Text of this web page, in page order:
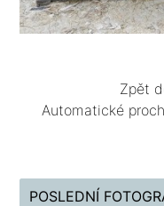
Zpět
Automatické
POSLEDNÍ